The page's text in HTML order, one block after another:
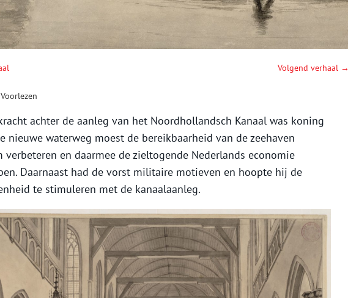
Volgend verhaal →
Voorlezen
achter de aanleg van het Noordhollandsch Kanaal was koning
nieuwe waterweg moest de bereikbaarheid van de zeehaven
verbeteren en daarmee de zieltogende Nederlands economie
Daarnaast had de vorst militaire motieven en hoopte hij de
te stimuleren met de kanaalaanleg.